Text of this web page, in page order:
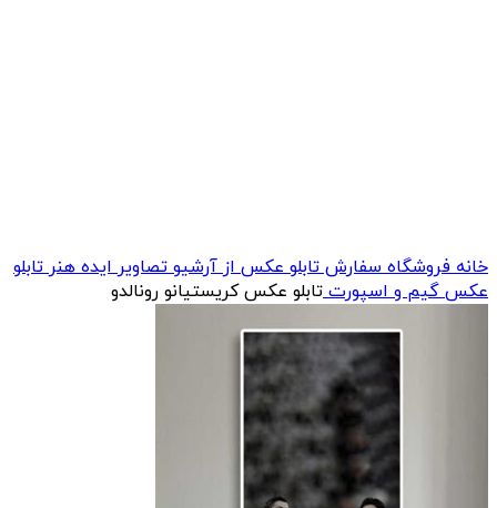
خانهفروشگاهسفارش تابلو عکس از آرشیو تصاویر ایده هنرتابلو
عکس گیم و اسپورتتابلو عکس کریستیانو رونالدو